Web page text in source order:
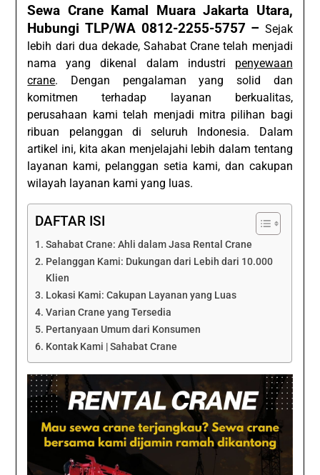
Sewa Crane Kamal Muara Jakarta Utara,
Hubungi TLP/WA 0812-2255-5757 – Sejak
lebih dari dua dekade, Sahabat Crane telah menjadi
nama yang dikenal dalam industri penyewaan
crane. Dengan pengalaman yang solid dan
komitmen terhadap layanan berkualitas,
perusahaan kami telah menjadi mitra pilihan bagi
ribuan pelanggan di seluruh Indonesia. Dalam
artikel ini, kita akan menjelajahi lebih dalam tentang
layanan kami, pelanggan setia kami, dan cakupan
wilayah layanan kami yang luas.
DAFTAR ISI
Sahabat Crane: Ahli dalam Jasa Rental Crane
Pelanggan Kami: Dukungan dari Lebih dari 10.000
Klien
Lokasi Kami: Cakupan Layanan yang Luas
Varian Crane yang Tersedia
Pertanyaan Umum dari Konsumen
Kontak Kami | Sahabat Crane